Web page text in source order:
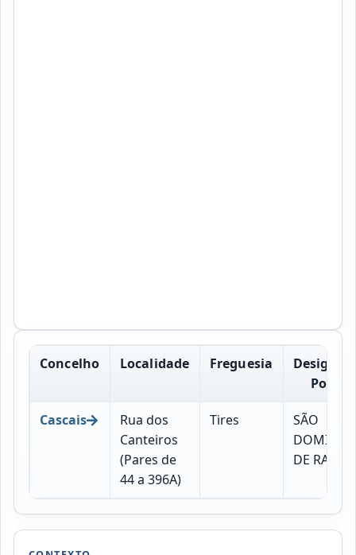
Concelho Localidade Freguesia
Postal
Cascais
Rua dos
Canteiros
(Pares de
44 a 396A)
Tires
SÃO
DE RANA